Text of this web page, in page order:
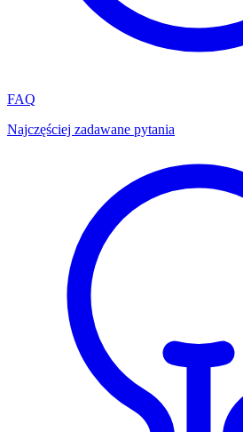
FAQ
Najczęściej zadawane pytania